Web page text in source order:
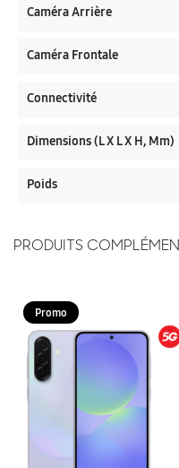
Caméra Arrière
Caméra Frontale
Connectivité
Dimensions (L X L X H, Mm)
Poids
PRODUITS
Promo